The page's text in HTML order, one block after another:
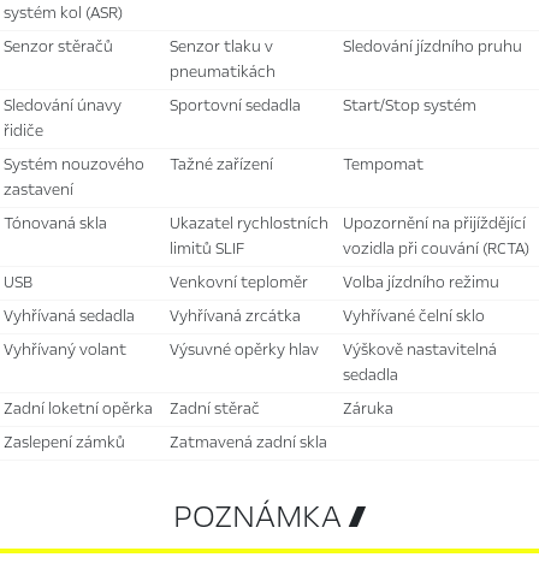
systém kol (ASR)
senzor stěračů
senzor tlaku v
pneumatikách
sledování jízdního pruhu
sledování únavy
řidiče
sportovní sedadla Start/Stop systém
systém nouzového
zastavení
tažné zařízení tempomat
tónovaná skla
ukazatel rychlostních
limitů SLIF
upozornění na přijíždějící
vozidla při couvání (RCTA)
USB
venkovní teploměr
volba jízdního režimu
vyhřívaná sedadla
vyhřívaná zrcátka
vyhřívané čelní sklo
vyhřívaný volant
výsuvné opěrky hlav
výškově nastavitelná
sedadla
zadní loketní opěrka
zadní stěrač
záruka
zaslepení zámků
zatmavená zadní skla
POZNÁMKA 